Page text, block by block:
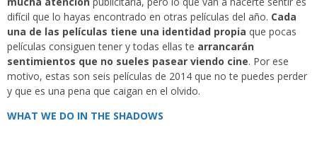
difícil que lo hayas encontrado en otras películas del año. Cada
una de las películas tiene una identidad propia que pocas
películas consiguen tener y todas ellas te arrancarán
sentimientos que no sueles pasear viendo cine. Por ese
motivo, estas son seis películas de 2014 que no te puedes perder
y que es una pena que caigan en el olvido.
WHAT WE DO IN THE SHADOWS